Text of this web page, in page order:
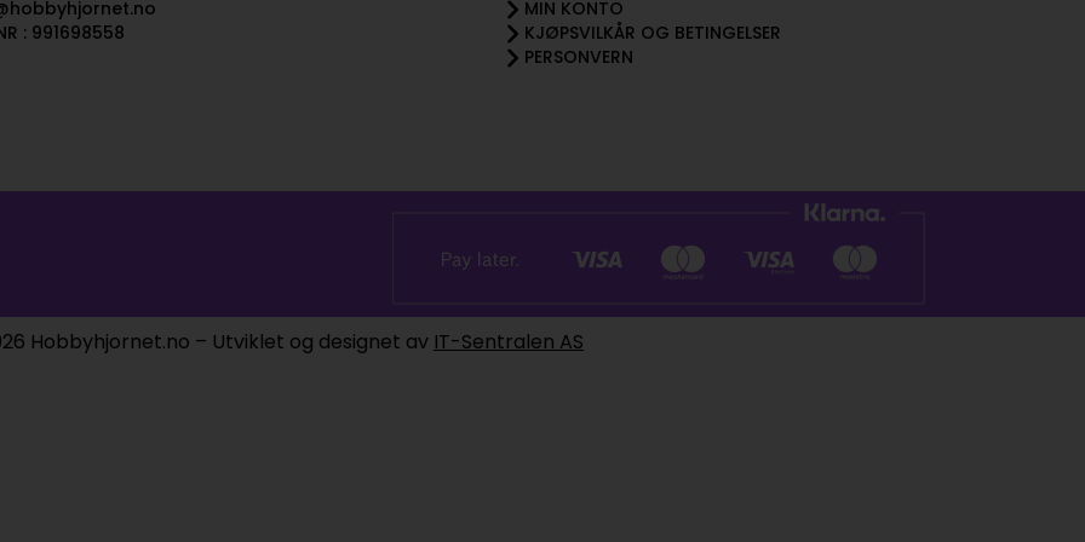
: 991698558
MIN KONTO
KJØPSVILKÅR OG BETINGELSER
PERSONVERN
Hobbyhjornet.no – Utviklet og designet av IT-Sentralen AS